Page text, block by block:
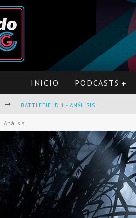
INICIO PODCASTS
PRO EVOLUTION SOCCER 2017 -
OPINIÓN SOBRE THE LAST OF US Y
PRESENTACIÓN OFICIAL DE GEARS OF
Análisis